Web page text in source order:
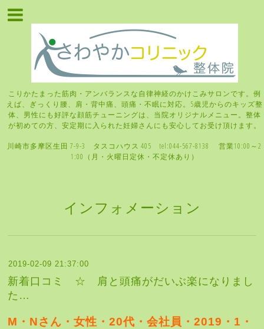
こりかたまった筋肉・アンバランスな自律神経のかけこみサロンです。例
えば、ぎっくり腰、肩・背中痛、頭痛・不眠に対応。5歳児からのキッズ整
体、男性にも好評な顔筋チューニングは、当院オリジナルメニュー。整体
が初めての方、安定期に入られた妊婦さんにも安心してお受け頂けます。
川崎市多摩区生田 7-9-3 タスコハウス 405 tel:044-567-8138 営業10:00～2
1:00（月・火曜日定休・不定休あり）
インフォメーション
2019-02-09 21:37:00
新着口コミ ☆ 肩と頭痛がだいぶ楽になりまし
た…
M・Nさん・女性・20代・会社員・2019・1・